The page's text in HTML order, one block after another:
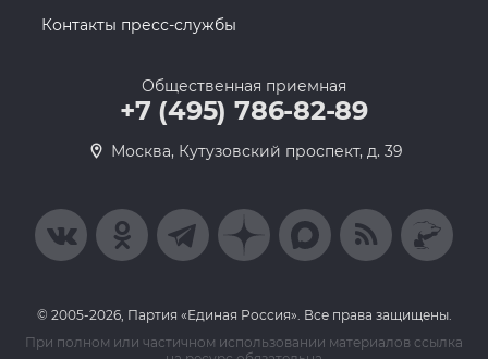
Контакты пресс-службы
Общественная приемная
+7 (495) 786-82-89
Москва, Кутузовский проспект, д. 39
© 2005-2026, Партия «Единая Россия». Все права защищены.
При полном или частичном использовании материалов ссылка